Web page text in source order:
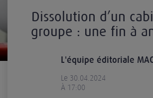
Dissolution d’un
groupe : une fin à
L'équipe éditoriale
Le 30.04.2024
À 17:00